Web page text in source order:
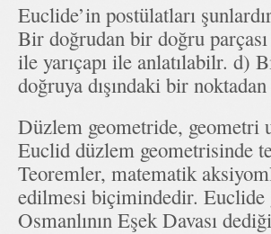
Euclide’in postülatları
Bir doğrudan bir doğru
ile yarıçapı ile anlatılabilr. d)
doğruya dışındaki bir
Düzlem geometride,
Euclid düzlem geometrisinde
Teoremler, matematik
edilmesi biçimindedir.
Osmanlının Eşek Davası